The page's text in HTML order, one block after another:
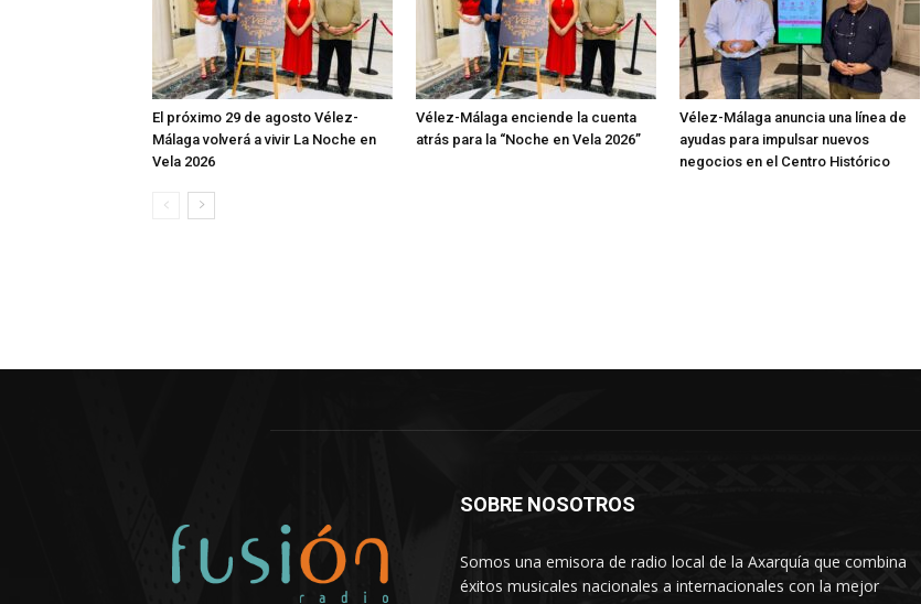
El próximo 29 de agosto Vélez-
Málaga volverá a vivir La Noche en
Vela 2026
Vélez-Málaga enciende la cuenta
atrás para la “Noche en Vela 2026”
Vélez-Málaga anuncia una línea de
ayudas para impulsar nuevos
negocios en el Centro Histórico
SOBRE NOSOTROS
Somos una emisora de radio local de la Axarquía que combina
éxitos musicales nacionales a internacionales con la mejor